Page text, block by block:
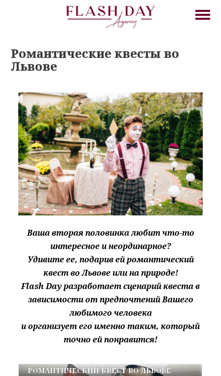
Романтические квесты во
Львове
Ваша вторая половинка любит что-то
интересное и неординарное?
Удивите ее, подарив ей романтический
квест во Львове или на природе!
Flash Day разработает сценарий квеста в
зависимости от предпочтений Вашего
любимого человека
и организует его именно таким, который
точно ей понравится!
РОМАНТИЧЕСКИЙ КВЕСТ ВО ЛЬВОВЕ